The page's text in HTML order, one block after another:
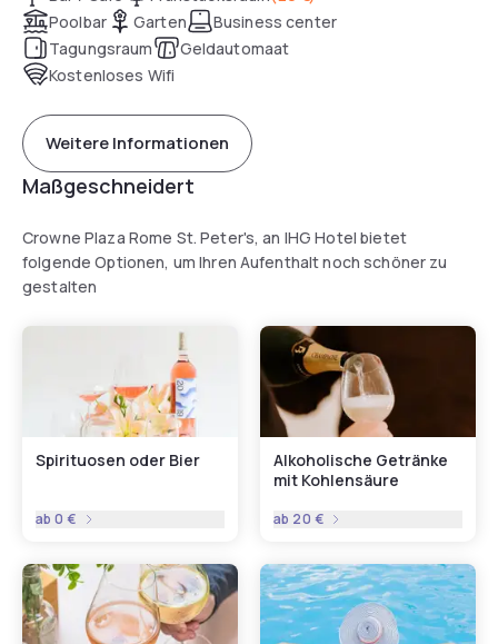
Poolbar
Garten
Business center
Tagungsraum
Geldautomaat
Kostenloses Wifi
Weitere Informationen
Maßgeschneidert
Crowne Plaza Rome St. Peter's, an IHG Hotel bietet
folgende Optionen, um Ihren Aufenthalt noch schöner zu
gestalten
Spirituosen oder Bier
ab0 €
Alkoholische Getränke
mit Kohlensäure
ab 20 €